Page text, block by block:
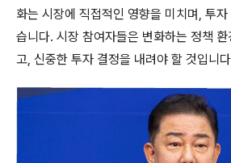
화는 시장에 직접적인 영향을 미치며, 투
습니다. 시장 참여자들은 변화하는 정책 환
고, 신중한 투자 결정을 내려야 할 것입니